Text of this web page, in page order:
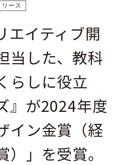
リース
エイティブ開
当した、教科
らしに役立
』が2024年度
イン金賞（経
」を受賞。